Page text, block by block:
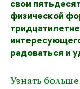
свои
физической
радоваться и
Узнать больше